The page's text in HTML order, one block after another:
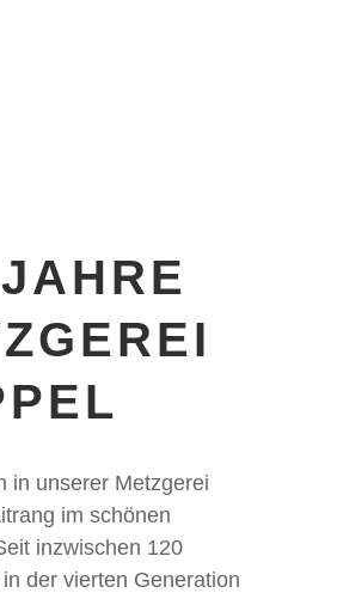
in unserer Metzgerei
im schönen
inzwischen 120
der vierten Generation